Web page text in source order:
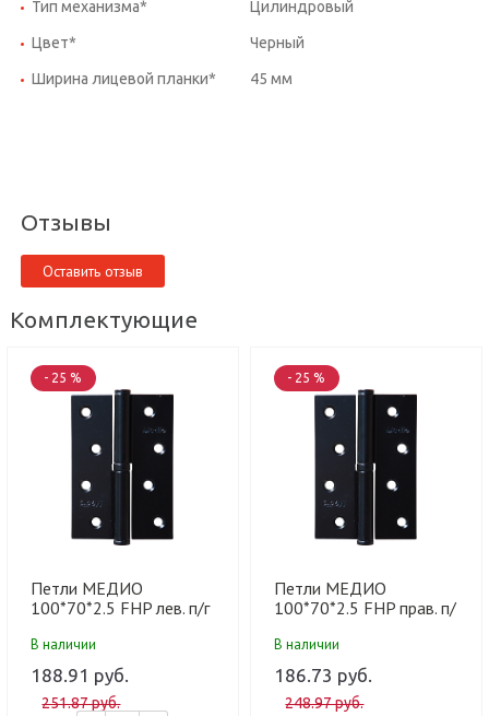
Тип механизма* Цилиндровый
Цвет* Черный
Ширина лицевой планки* 45 мм
Отзывы
Оставить отзыв
Комплектующие
- 25 %
Петли МЕДИО
100*70*2.5 FHP лев. п/г
мат.черный (100 шт)
В наличии
188.91 руб.
251.87 руб.
- 25 %
Петли МЕДИО
100*70*2.5 FHP прав. п/
мат.черный (100 шт)
В наличии
186.73 руб.
248.97 руб.